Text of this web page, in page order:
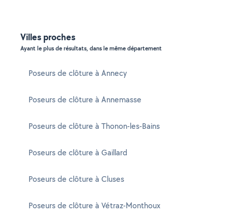
Villes proches
Ayant le plus de résultats, dans le même département
Poseurs de clôture à Annecy
Poseurs de clôture à Annemasse
Poseurs de clôture à Thonon-les-Bains
Poseurs de clôture à Gaillard
Poseurs de clôture à Cluses
Poseurs de clôture à Vétraz-Monthoux